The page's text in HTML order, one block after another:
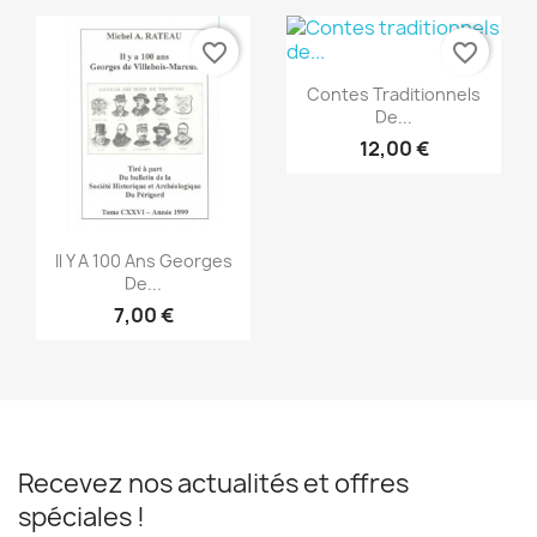
 Aperçu rapide
Il Y A 100 Ans Georges
De...
7,00 €
favorite_border
Aperçu rapide
Contes Traditionnels
De...
12,00 €
favorite_border
Recevez nos actualités et offres
spéciales !